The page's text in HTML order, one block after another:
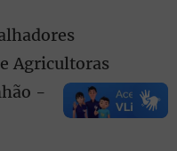
Agricultoras
-